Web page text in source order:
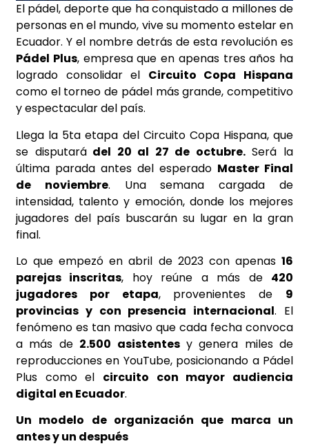
El pádel, deporte que ha conquistado a millones de
personas en el mundo, vive su momento estelar en
Ecuador. Y el nombre detrás de esta revolución es
Pádel Plus, empresa que en apenas tres años ha
logrado consolidar el Circuito Copa Hispana
como el torneo de pádel más grande, competitivo
y espectacular del país.
Llega la 5ta etapa del Circuito Copa Hispana, que
se disputarádel 20 al 27 de octubre.Será la
última parada antes del esperado Master Final
de noviembre. Una semana cargada de
intensidad, talento y emoción, donde los mejores
jugadores del país buscarán su lugar en la gran
final.
Lo que empezó en abril de 2023 con apenas 16
parejas inscritas, hoy reúne a más de 420
jugadores por etapa, provenientes de 9
provincias y con presencia internacional. El
fenómeno es tan masivo que cada fecha convoca
a más de 2.500 asistentesy genera miles de
reproducciones en YouTube, posicionando a Pádel
Plus como el circuito con mayor audiencia
digital en Ecuador.
Un modelo de organización que marca un
antes y un después